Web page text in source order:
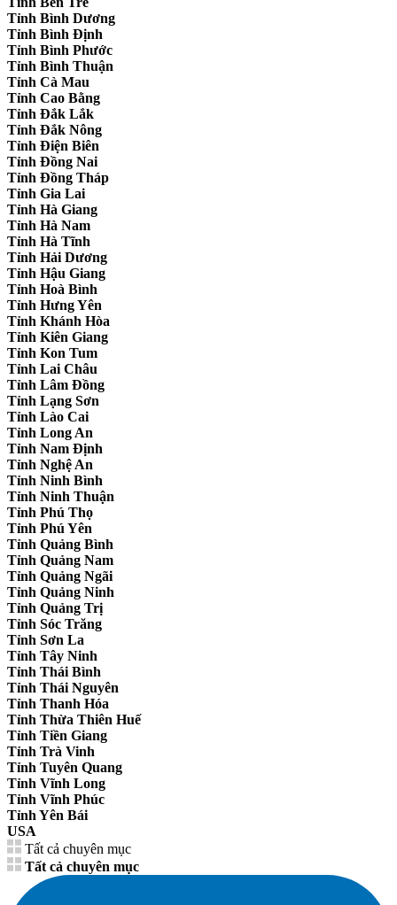
Tỉnh Bình Dương
Tỉnh Bình Định
Tỉnh Bình Phước
Tỉnh Bình Thuận
Tỉnh Cà Mau
Tỉnh Cao Bằng
Tỉnh Đắk Lắk
Tỉnh Đắk Nông
Tỉnh Điện Biên
Tỉnh Đồng Nai
Tỉnh Đồng Tháp
Tỉnh Gia Lai
Tỉnh Hà Giang
Tỉnh Hà Nam
Tỉnh Hà Tĩnh
Tỉnh Hải Dương
Tỉnh Hậu Giang
Tỉnh Hoà Bình
Tỉnh Hưng Yên
Tỉnh Khánh Hòa
Tỉnh Kiên Giang
Tỉnh Kon Tum
Tỉnh Lai Châu
Tỉnh Lâm Đồng
Tỉnh Lạng Sơn
Tỉnh Lào Cai
Tỉnh Long An
Tỉnh Nam Định
Tỉnh Nghệ An
Tỉnh Ninh Bình
Tỉnh Ninh Thuận
Tỉnh Phú Thọ
Tỉnh Phú Yên
Tỉnh Quảng Bình
Tỉnh Quảng Nam
Tỉnh Quảng Ngãi
Tỉnh Quảng Ninh
Tỉnh Quảng Trị
Tỉnh Sóc Trăng
Tỉnh Sơn La
Tỉnh Tây Ninh
Tỉnh Thái Bình
Tỉnh Thái Nguyên
Tỉnh Thanh Hóa
Tỉnh Thừa Thiên Huế
Tỉnh Tiền Giang
Tỉnh Trà Vinh
Tỉnh Tuyên Quang
Tỉnh Vĩnh Long
Tỉnh Vĩnh Phúc
Tỉnh Yên Bái
USA
Tất cả chuyên mục
Tất cả chuyên mục